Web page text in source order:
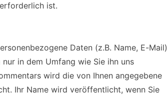
ist.
Daten (z.B. Name, E-Mail)
in dem Umfang wie Sie ihn uns
wird die von Ihnen angegebene
Ihr Name wird veröffentlicht, wenn Sie